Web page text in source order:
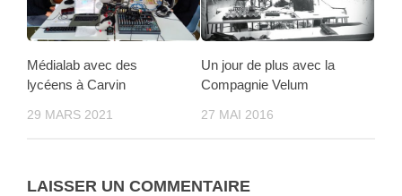
Médialab avec des
lycéens à Carvin
29 MARS 2021
Un jour de plus avec la
Compagnie Velum
27 MAI 2016
LAISSER UN COMMENTAIRE